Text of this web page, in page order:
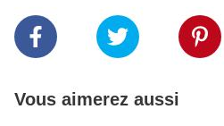
Vous aimerez aussi